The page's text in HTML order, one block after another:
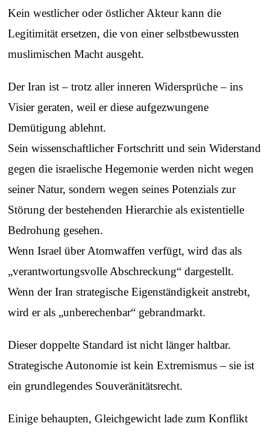
Kein westlicher oder östlicher Akteur kann die
Legitimität ersetzen, die von einer selbstbewussten
muslimischen Macht ausgeht.
Der Iran ist – trotz aller inneren Widersprüche – ins
Visier geraten, weil er diese aufgezwungene
Demütigung ablehnt.
Sein wissenschaftlicher Fortschritt und sein Widerstand
gegen die israelische Hegemonie werden nicht wegen
seiner Natur, sondern wegen seines Potenzials zur
Störung der bestehenden Hierarchie als existentielle
Bedrohung gesehen.
Wenn Israel über Atomwaffen verfügt, wird das als
„verantwortungsvolle Abschreckung“ dargestellt.
Wenn der Iran strategische Eigenständigkeit anstrebt,
wird er als „unberechenbar“ gebrandmarkt.
Dieser doppelte Standard ist nicht länger haltbar.
Strategische Autonomie ist kein Extremismus – sie ist
ein grundlegendes Souveränitätsrecht.
Einige behaupten, Gleichgewicht lade zum Konflikt